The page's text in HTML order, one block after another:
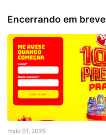
Encerrando em breve
maio 01, 2026